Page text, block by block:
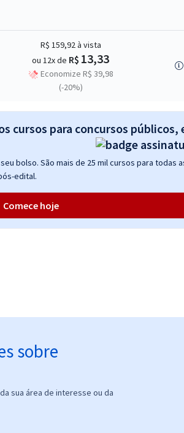
R$ 159,92à vista
ou 12x de R$ 13,33
Economize R$ 39,98
(-20%)
cursos para concursos públicos,
bolso. São mais de 25 mil cursos para todas
edital.
Comece hoje
sobre
sua área de interesse ou da